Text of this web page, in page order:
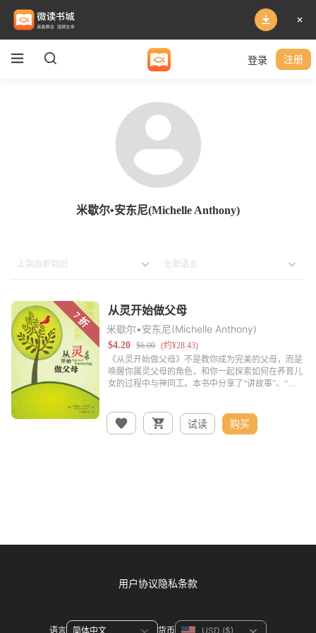
登录 注册
米歇尔•安东尼(Michelle Anthony)
米歇尔•安东尼(Michelle Anthony)
试读 购买
用户协议隐私条款
语言 货币